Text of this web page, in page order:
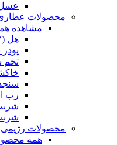
محصولات
مشاهده
هل (۲مثقال)
پودر
تخم
رب
محصولات رژیمی
همه